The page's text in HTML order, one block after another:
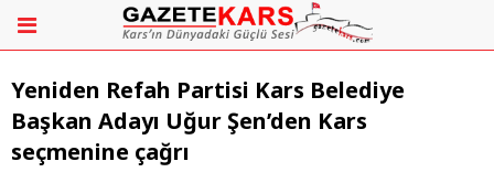
Yeniden Refah Partisi Kars Belediye
Başkan Adayı Uğur Şen’den Kars
seçmenine çağrı